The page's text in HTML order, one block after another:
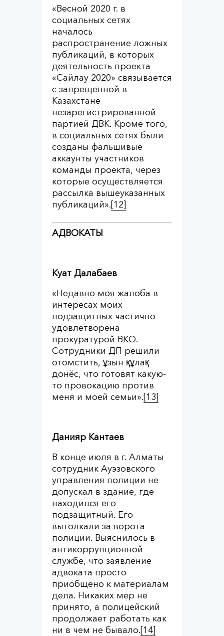
«Весной 2020 г. в
социальных сетях
началось
распространение ложных
публикаций, в которых
деятельность проекта
«Сайлау 2020» связывается
с запрещенной в
Казахстане
незарегистрированной
партией ДВК. Кроме того,
в социальных сетях были
созданы фальшивые
аккаунты участников
команды проекта, через
которые осуществляется
рассылка вышеуказанных
публикаций».[12]
АДВОКАТЫ
Куат Далабаев
«Недавно моя жалоба в
интересах моих
подзащитных частично
удовлетворена
прокуратурой ВКО.
Сотрудники ДП решили
отомстить, ұзын құлақ
донёс, что готовят какую-
то провокацию против
меня и моей семьи».[13]
Данияр Кантаев
В конце июля в г. Алматы
сотрудник Ауэзовского
управления полиции не
допускал в здание, где
находился его
подзащитный. Его
вытолкали за ворота
полиции. Выяснилось в
антикоррупционной
службе, что заявление
адвоката просто
приобщено к материалам
дела. Никаких мер не
принято, а полицейский
продолжает работать как
ни в чем не бывало.[14]